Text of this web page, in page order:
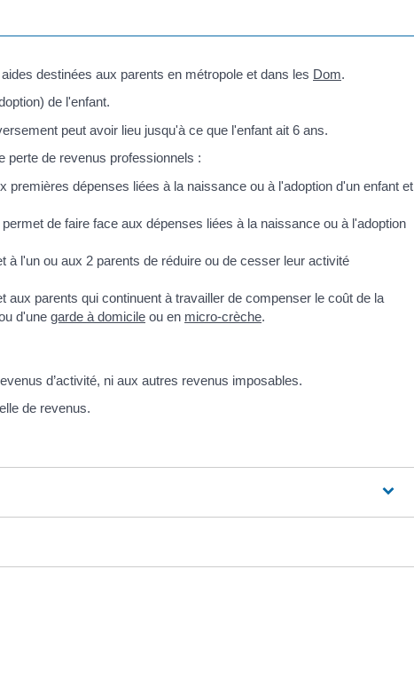
destinées aux parents en métropole et dans les Dom.
de l'enfant.
peut avoir lieu jusqu'à ce que l'enfant ait 6 ans.
perte de revenus professionnels :
premières dépenses liées à la naissance ou à l'adoption d'un enfant et
permet de faire face aux dépenses liées à la naissance ou à l'adoption
à l'un ou aux 2 parents de réduire ou de cesser leur activité
parents qui continuent à travailler de compenser le coût de la
d'une garde à domicile ou en micro-crèche.
d’activité, ni aux autres revenus imposables.
de revenus.